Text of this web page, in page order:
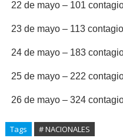
22 de mayo – 101
23 de mayo – 113
24 de mayo – 183
25 de mayo – 222
26 de mayo – 324
Tags # NACIONALES